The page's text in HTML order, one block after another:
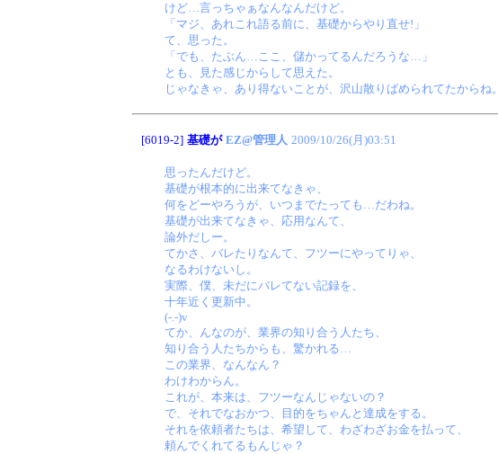
けど…言っちゃぁなんなんだけど。
「マジ、あれこれ語る前に、基礎からやり直せ!」
て、思った。
「でも、たぶん…ここ、儲かってるんだろうな…」
とも、見た感じからして思えた。
じゃなきゃ、あり得ないことが、沢山散りばめられてたからね。
[6019-2] 基礎が EZ@管理人 2009/10/26(月)03:51
思ったんだけど。
基礎が根本的に出来てなきゃ、
何をどーやろうが、いつまでたっても…だわね。
基礎が出来てなきゃ、応用なんて、
論外だしー。
てかさ、バレたりなんて、フツーにやってりゃ、
なるわけないし。
実際、僕、未だにバレてない記録を、
十年近く更新中。
(-.-)v
てか、んなのが、業界の知り合う人たち、
知り合う人たちからも、驚かれる…
この業界、なんなん？
わけわからん。
これが、本来は、フツーなんじゃないの？
で、それでなおかつ、目的をちゃんと達成をする。
それを依頼者たちは、希望して、わざわざお金を払って、
頼んでくれてるもんじゃ？